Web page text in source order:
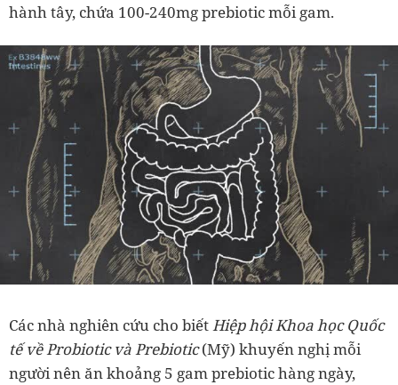
hành tây, chứa 100-240mg prebiotic mỗi gam.
Các nhà nghiên cứu cho biếtHiệp hội Khoa học Quốc
tế về Probiotic và Prebiotic(Mỹ) khuyến nghị mỗi
người nên ăn khoảng 5 gam prebiotic hàng ngày,